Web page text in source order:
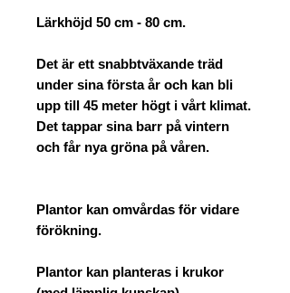
Lärkhöjd 50 cm - 80 cm.
Det är ett snabbtväxande träd
under sina första år och kan bli
upp till 45 meter högt i vårt klimat.
Det tappar sina barr på vintern
och får nya gröna på våren.
Plantor kan omvårdas för vidare
förökning.
Plantor kan planteras i krukor